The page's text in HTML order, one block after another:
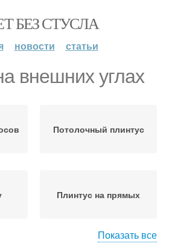
БЕЗ СТУСЛА
новости статьи
внешних углах
Потолочный плинтус
Плинтус на прямых
Показать все